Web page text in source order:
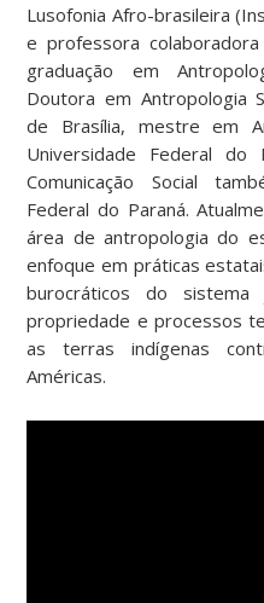
Lusofonia Afro-brasileira
e professora
graduação em
Doutora em Antropologia
de Brasília, mestre em
Universidade Federal do
Comunicação Social
Federal do Paraná.
área de antropologia do
enfoque em práticas
burocráticos do sistema
propriedade e processos
as terras indígenas
Américas.